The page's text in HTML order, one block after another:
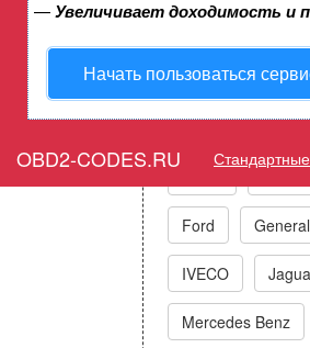
—Увеличивает доходимость и
Начать пользоваться
OBD2-CODES.RU
Ford
IVECO
Mercedes Benz